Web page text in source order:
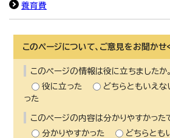
養育費
このページについて、ご意見をお聞かせ
このページの情報は役に立ちましたか。
役に立った
どちらともいえな
った
このページの内容は分かりやすかった
分かりやすかった
どちらとも